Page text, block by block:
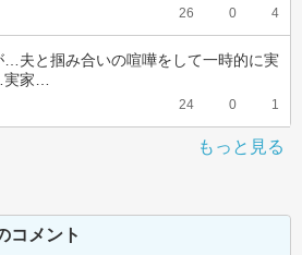
26 0 4
…夫と掴み合いの喧嘩をして一時的に実
家…
24 0 1
もっと見る
コメント